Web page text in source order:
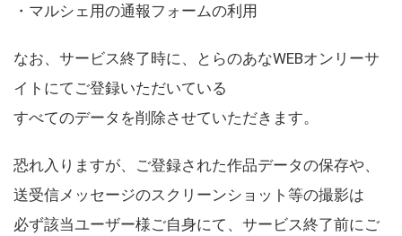
・マルシェ用の通報フォームの利用
なお、サービス終了時に、とらのあなWEBオンリーサ
イトにてご登録いただいている
すべてのデータを削除させていただきます。
恐れ入りますが、ご登録された作品データの保存や、
送受信メッセージのスクリーンショット等の撮影は
必ず該当ユーザー様ご自身にて、サービス終了前にご